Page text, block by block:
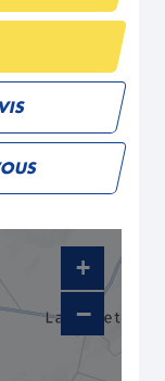
+
−